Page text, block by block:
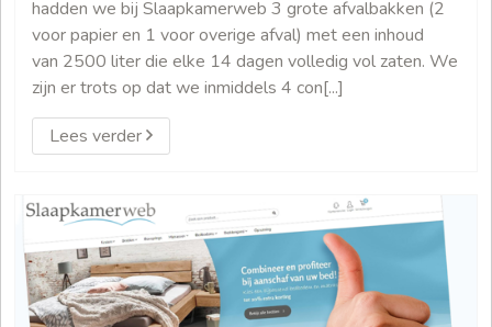
hadden we bij Slaapkamerweb 3 grote afvalbakken (2
voor papier en 1 voor overige afval) met een inhoud
van 2500 liter die elke 14 dagen volledig vol zaten. We
zijn er trots op dat we inmiddels 4 con[...]
Lees verder